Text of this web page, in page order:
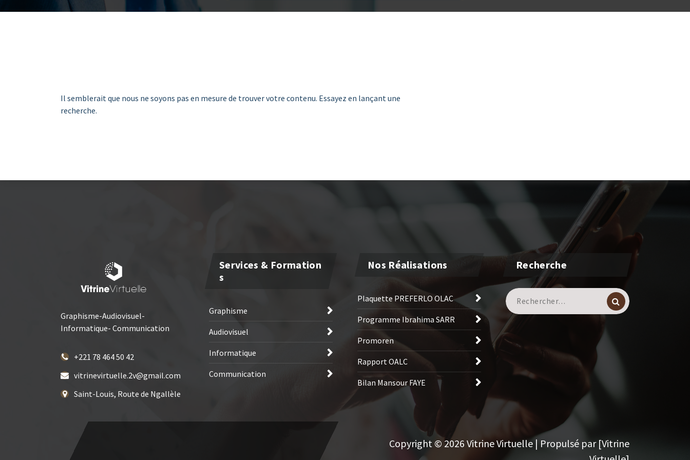
Il semblerait que nous ne soyons pas en mesure de trouver votre contenu. Essayez en lançant une
recherche.
Graphisme-Audiovisuel-
Informatique- Communication
+221 78 464 50 42
vitrinevirtuelle.2v@gmail.com
Saint-Louis, Route de Ngallèle
Services & Formation
S
Graphisme
Audiovisuel
Informatique
Communication
Nos Réalisations
Plaquette PREFERLO OLAC
Programme Ibrahima SARR
Promoren
Rapport OALC
Bilan Mansour FAYE
Recherche
Recherche
pour :
Copyright © 2026 Vitrine Virtuelle | Propulsé par [Vitrine